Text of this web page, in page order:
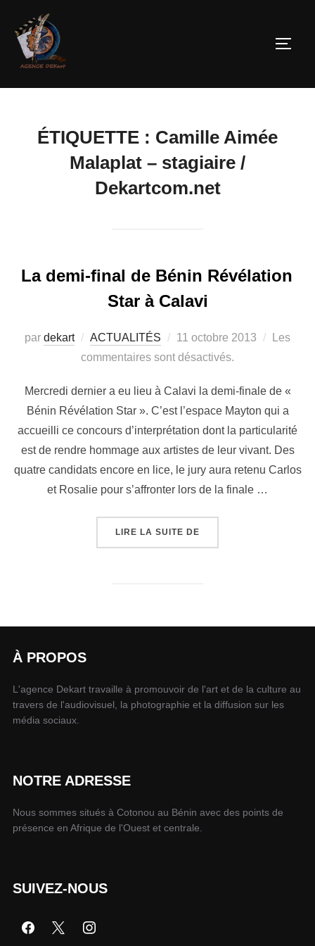
ÉTIQUETTE : Camille Aimée
Malaplat – stagiaire /
Dekartcom.net
La demi-final de Bénin Révélation
Star à Calavi
par dekart ACTUALITÉS 11 octobre 2013
Les
commentaires sont désactivés.
Mercredi dernier a eu lieu à Calavi la demi-finale de «
Bénin Révélation Star ». C’est l’espace Mayton qui a
accueilli ce concours d’interprétation dont la particularité
est de rendre hommage aux artistes de leur vivant. Des
quatre candidats encore en lice, le jury aura retenu Carlos
et Rosalie pour s’affronter lors de la finale …
LIRE LA SUITE DE
À PROPOS
L'agence Dekart travaille à promouvoir de l'art et de la culture au
travers de l'audiovisuel, la photographie et la diffusion sur les
média sociaux.
NOTRE ADRESSE
Nous sommes situés à Cotonou au Bénin avec des points de
présence en Afrique de l'Ouest et centrale.
SUIVEZ-NOUS